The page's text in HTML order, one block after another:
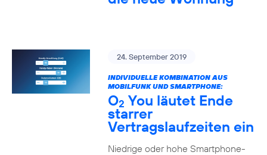
24. September 2019
INDIVIDUELLE KOMBINATION AUS
MOBILFUNK UND SMARTPHONE:
O2 You läutet Ende
starrer
Vertragslaufzeiten ein
Niedrige oder hohe Smartphone-